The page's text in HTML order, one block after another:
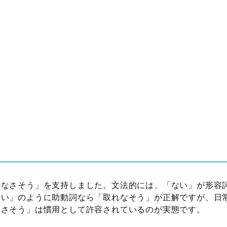
さそう」を支持しました。文法的には、「ない」が形容
」のように助動詞なら「取れなそう」が正解ですが、日
そう」は慣用として許容されているのが実態です。